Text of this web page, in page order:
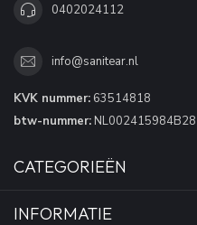
0402024112
info@sanitear.nl
KVK nummer: 63514818
btw-nummer: NL002415984B28
CATEGORIEËN
INFORMATIE